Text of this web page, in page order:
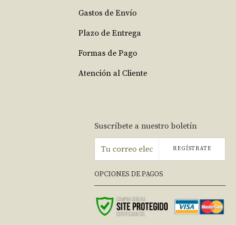
Gastos de Envío
Plazo de Entrega
Formas de Pago
Atención al Cliente
Suscríbete a nuestro boletín
REGÍSTRATE
OPCIONES DE PAGOS